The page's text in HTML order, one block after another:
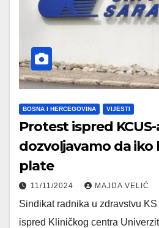
BOSNA I HERCEGOVINA VIJESTI
Protest ispred KCUS-
dozvoljavamo da iko
plate
11/11/2024 MAJDA VELIĆ
Sindikat radnika u zdravstvu
ispred Kliničkog centra